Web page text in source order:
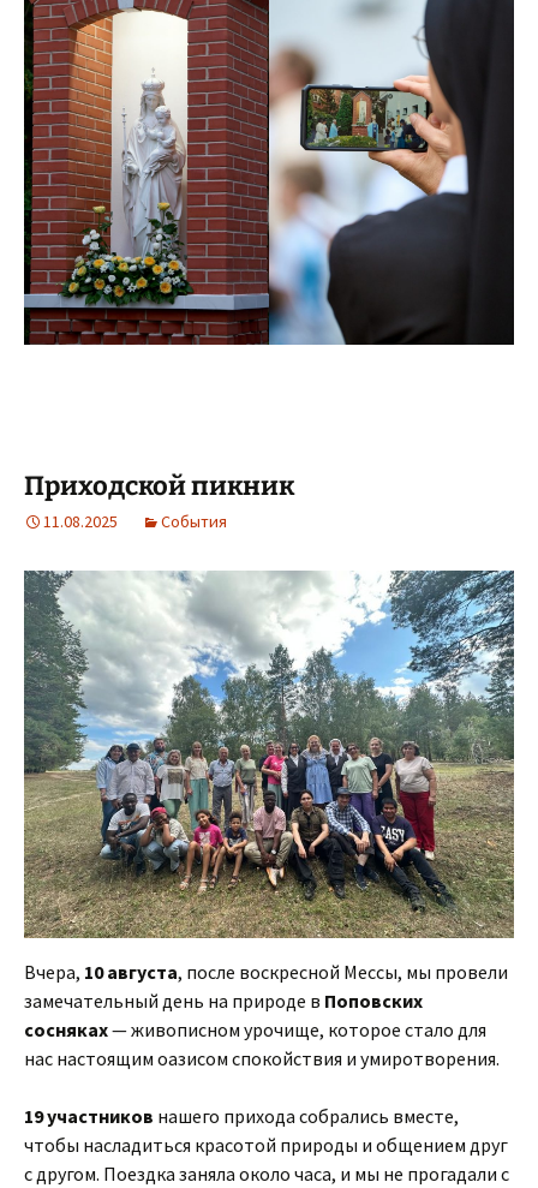
Приходской пикник
11.08.2025 События
Вчера, 10 августа, после воскресной Мессы, мы провели
замечательный день на природе в Поповских
сосняках— живописном урочище, которое стало для
нас настоящим оазисом спокойствия и умиротворения.
19 участников нашего прихода собрались вместе,
чтобы насладиться красотой природы и общением друг
с другом. Поездка заняла около часа, и мы не прогадали с